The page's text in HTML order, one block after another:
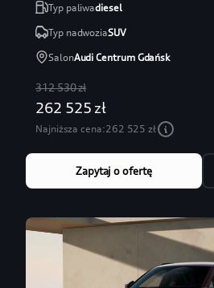
Typ paliwadiesel
Typ nadwoziaSUV
SalonAudi Centrum Gdańsk
312 530 zł
262 525 zł
Najniższa cena:262 525 zł
Zapytaj o ofertę